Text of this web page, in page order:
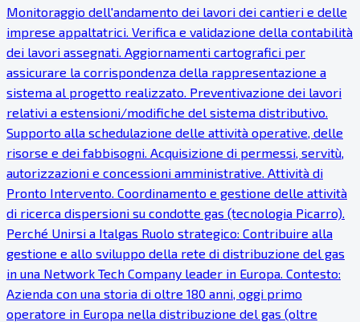
Monitoraggio dell'andamento dei lavori dei cantieri e delle
imprese appaltatrici. Verifica e validazione della contabilità
dei lavori assegnati. Aggiornamenti cartografici per
assicurare la corrispondenza della rappresentazione a
sistema al progetto realizzato. Preventivazione dei lavori
relativi a estensioni/modifiche del sistema distributivo.
Supporto alla schedulazione delle attività operative, delle
risorse e dei fabbisogni. Acquisizione di permessi, servitù,
autorizzazioni e concessioni amministrative. Attività di
Pronto Intervento. Coordinamento e gestione delle attività
di ricerca dispersioni su condotte gas (tecnologia Picarro).
Perché Unirsi a Italgas Ruolo strategico: Contribuire alla
gestione e allo sviluppo della rete di distribuzione del gas
in una Network Tech Company leader in Europa. Contesto:
Azienda con una storia di oltre 180 anni, oggi primo
operatore in Europa nella distribuzione del gas (oltre